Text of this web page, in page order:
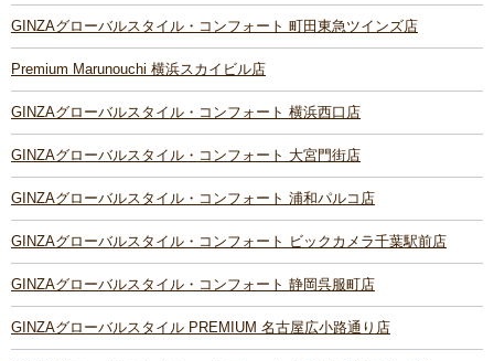
GINZAグローバルスタイル・コンフォート 町田東急ツインズ店
Premium Marunouchi 横浜スカイビル店
GINZAグローバルスタイル・コンフォート 横浜西口店
GINZAグローバルスタイル・コンフォート 大宮門街店
GINZAグローバルスタイル・コンフォート 浦和パルコ店
GINZAグローバルスタイル・コンフォート ビックカメラ千葉駅前店
GINZAグローバルスタイル・コンフォート 静岡呉服町店
GINZAグローバルスタイル PREMIUM 名古屋広小路通り店